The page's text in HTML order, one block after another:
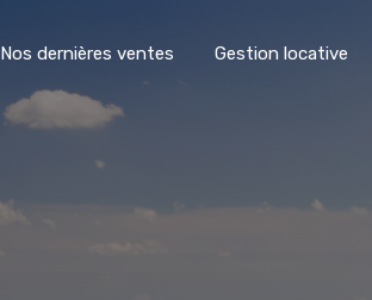
Nos dernières ventes Gestion locative